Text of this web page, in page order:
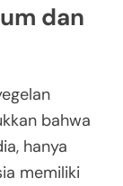
dan
bahwa
hanya
memiliki